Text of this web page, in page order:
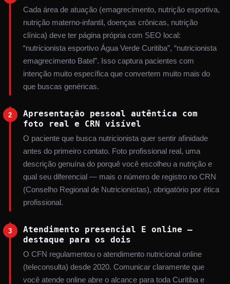
Cada área de atuação (emagrecimento, nutrição esportiva,
nutrição materno-infantil, doenças crônicas, nutrição
clínica) deve ter página própria com SEO local:
“nutricionista esportivo Água Verde Curitiba”, “nutricionista
emagrecimento Batel”. Isso captura pacientes com
intenção muito específica que convertem muito mais do
que buscas genéricas.
2
Apresentação pessoal autêntica com
foto real e CRN visível
O paciente que busca nutricionista quer sentir afinidade
antes do primeiro contato. Foto profissional real, uma
descrição genuína do porquê você escolheu a nutrição e
qual seu diferencial — mais o número de registro no CRN
(Conselho Regional de Nutricionistas), obrigatório por ética
profissional.
3
Atendimento presencial E online —
destaque para os dois
O CFN regulamentou o atendimento nutricional online
(teleconsulta) desde 2020. Comunicar claramente que
você atende online abre o alcance para toda Curitiba e